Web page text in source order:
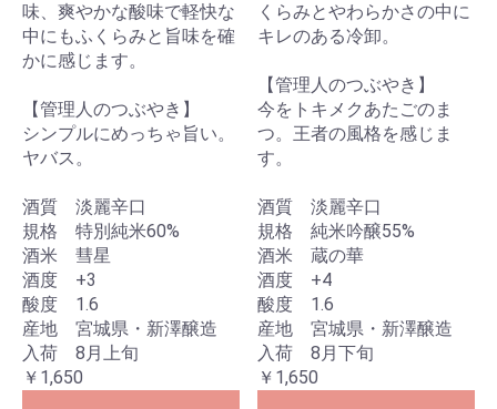
味、爽やかな酸味で軽快な
中にもふくらみと旨味を確
かに感じます。
【管理人のつぶやき】
シンプルにめっちゃ旨い。
ヤバス。
酒質 淡麗辛口
規格 特別純米60%
酒米 彗星
酒度 +3
酸度 1.6
産地 宮城県・新澤醸造
入荷 8月上旬
￥1,650
くらみとやわらかさの中に
キレのある冷卸。
【管理人のつぶやき】
今をトキメクあたごのま
つ。王者の風格を感じま
す。
酒質 淡麗辛口
規格 純米吟醸55%
酒米 蔵の華
酒度 +4
酸度 1.6
産地 宮城県・新澤醸造
入荷 8月下旬
￥1,650